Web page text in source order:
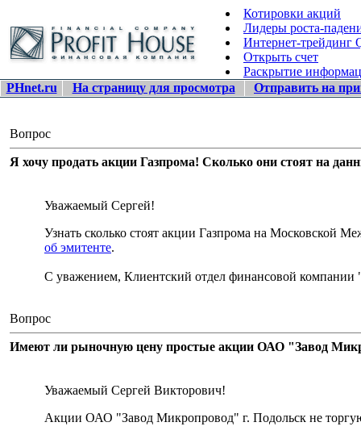
Котировки акций
Лидеры роста-
Интернет-трейдинг
Открыть счет
Раскрытие
PHnet.ru
На страницу для просмотра Отправить на
Вопрос
Я хочу продать акции Газпрома! Сколько они стоят на
Уважаемый Сергей!
Узнать сколько стоят акции Газпрома на
об эмитенте.
С уважением, Клиентский отдел финансовой
Вопрос
Имеют ли рыночную цену простые акции ОАО "Завод
Уважаемый Сергей Викторович!
Акции ОАО "Завод Микропровод" г. Подольск не